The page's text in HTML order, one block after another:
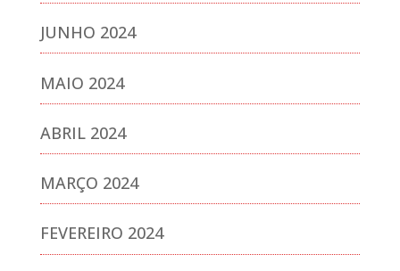
JUNHO 2024
MAIO 2024
ABRIL 2024
MARÇO 2024
FEVEREIRO 2024